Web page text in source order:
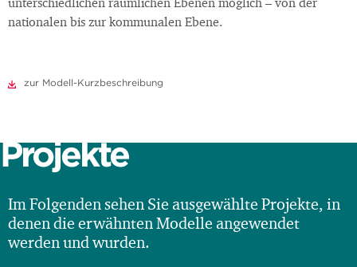
unterschiedlichen räumlichen Ebenen möglich – von der
nationalen bis zur kommunalen Ebene.
zur Modell-Kurzbeschreibung
Projekte
Im Folgenden sehen Sie ausgewählte Projekte, in
denen die erwähnten Modelle angewendet
werden und wurden.